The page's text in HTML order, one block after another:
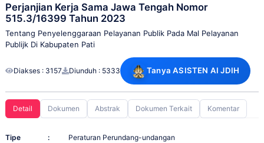
Perjanjian Kerja Sama Jawa Tengah Nomor
515.3/16399 Tahun 2023
Tentang Penyelenggaraan Pelayanan Publik Pada Mal Pelayanan
Publijk Di Kabupaten Pati
Diakses : 3157 Diunduh : 5333 Tanya ASISTEN AI JDIH
Detail Dokumen Abstrak Dokumen Terkait Komentar
Tipe
: Peraturan Perundang-undangan